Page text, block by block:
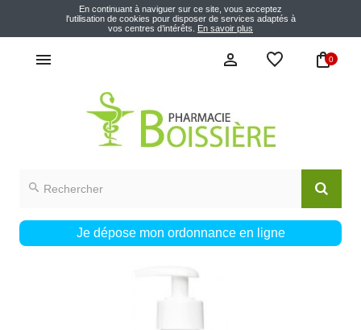
En continuant à naviguer sur ce site, vous acceptez
l'utilisation de cookies pour disposer de services adaptés à
vos centres d’intérêts. En savoir plus
0
Je dépose mon ordonnance en ligne